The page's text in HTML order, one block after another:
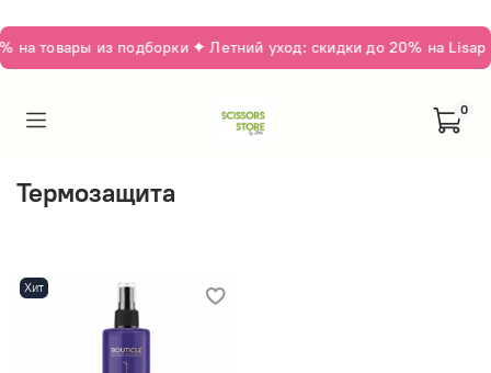
на товары из подборки ✦ Летний уход: скидки до 20% на
0
Термозащита
Хит